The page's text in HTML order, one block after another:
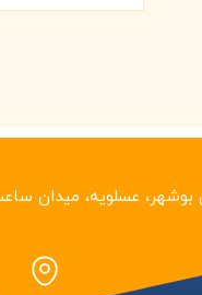
بوشهر‏، عسلویه، میدان